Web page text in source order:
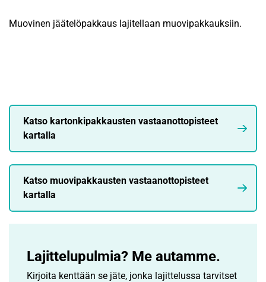
Muovinen jäätelöpakkaus lajitellaan muovipakkauksiin.
Katso kartonkipakkausten vastaanottopisteet
kartalla
Katso muovipakkausten vastaanottopisteet
kartalla
Lajittelupulmia? Me autamme.
Kirjoita kenttään se jäte, jonka lajittelussa tarvitset